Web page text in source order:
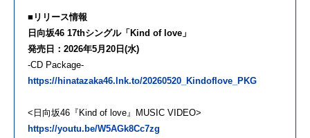
■リリース情報
日向坂46 17thシングル「Kind of love」
発売日：2026年5月20日(水)
-CD Package-
https://hinatazaka46.lnk.to/20260520_Kindoflove_PKG
<日向坂46『Kind of love』MUSIC VIDEO>
https://youtu.be/W5AGk8Cc7zg